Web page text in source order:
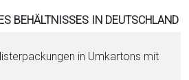
BEHÄLTNISSES IN DEUTSCHLAND
in Umkartons mit